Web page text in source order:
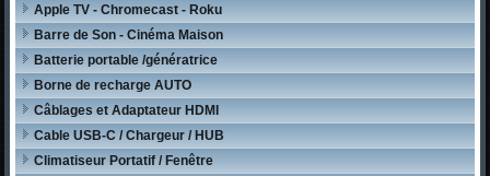
Apple TV - Chromecast - Roku
Barre de Son - Cinéma Maison
Batterie portable /génératrice
Borne de recharge AUTO
Câblages et Adaptateur HDMI
Cable USB-C / Chargeur / HUB
Climatiseur Portatif / Fenêtre